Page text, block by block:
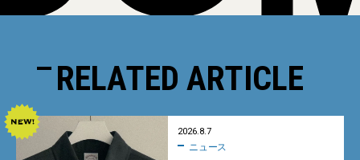
RELATED ARTICLE
2026.8.7
ニュース